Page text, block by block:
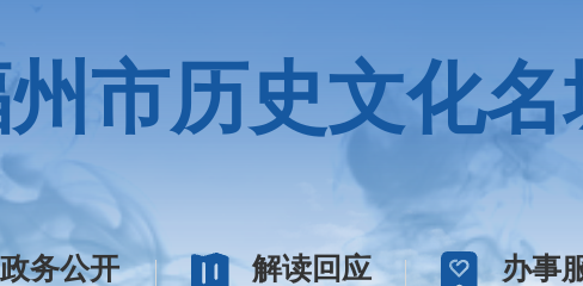
市历史文化
政务公开 解读回应 办事